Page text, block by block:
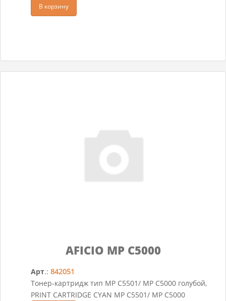
В корзину
AFICIO MP C5000
Арт.: 842051
Тонер-картридж тип MP C5501/ MP C5000 голубой,
PRINT CARTRIDGE CYAN MP C5501/ MP C5000